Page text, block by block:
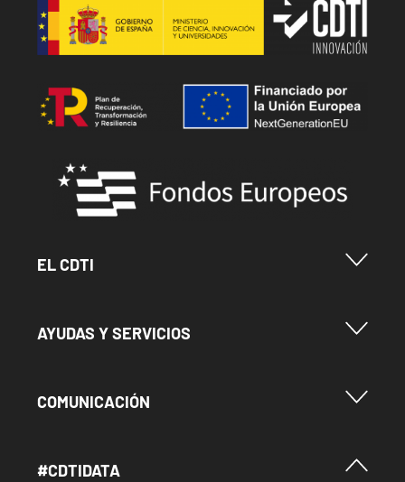
Image
Image
Menu Footer Cdti
EL CDTI
Menu Footer Ayudas y Servicios
AYUDAS Y SERVICIOS
Menu Footer Comunicación
COMUNICACIÓN
Menú Footer #Cdtidata
#CDTIDATA